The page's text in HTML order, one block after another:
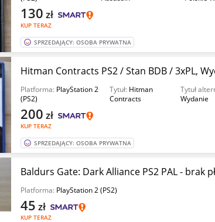
KUP TERAZ
130 zł
SPRZEDAJĄCY: OSOBA PRYWATNA
Hitman Contracts PS2 / Stan BDB / 3xPL,
Platforma: PlayStation 2
(PS2)
Tytuł: Hitman
Contracts
Tytuł
Wydanie
KUP TERAZ
200 zł
SPRZEDAJĄCY: OSOBA PRYWATNA
Baldurs Gate: Dark Alliance PS2 PAL - brak
Platforma: PlayStation 2 (PS2)
KUP TERAZ
45 zł